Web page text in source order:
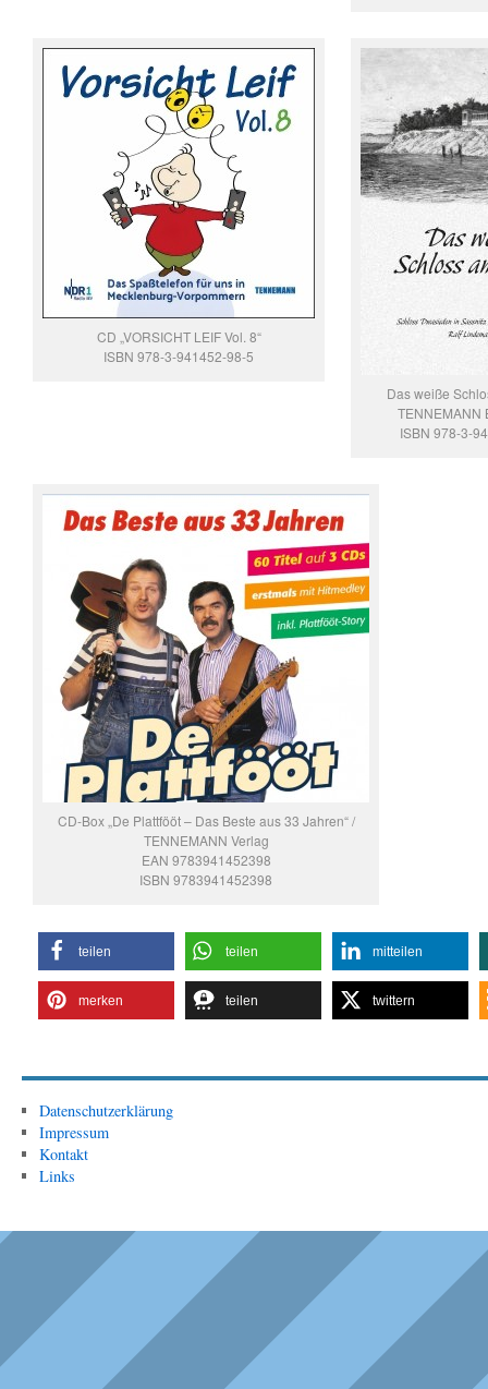
CD „VORSICHT LEIF Vol. 8“
ISBN 978-3-941452-98-5
Das weiße
TENNEMANN
ISBN 978-3-
CD-Box „De Plattfööt – Das Beste aus 33 Jahren“ /
TENNEMANN Verlag
EAN 9783941452398
ISBN 9783941452398
teilen teilen mitteilen
merken teilen twittern
Datenschutzerklärung
Impressum
Kontakt
Links